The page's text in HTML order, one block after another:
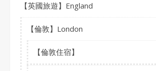
【英國旅遊】England
【倫敦】London
【倫敦住宿】